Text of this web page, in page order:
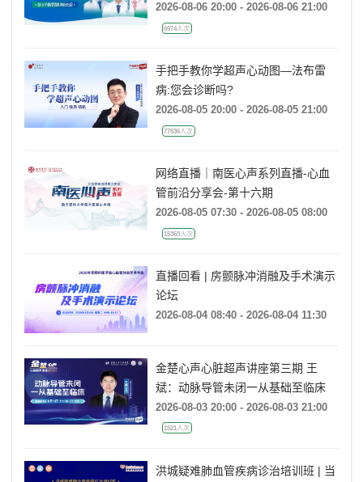
2026-08-06 20:00 - 2026-08-06 21:00
6974人次
手把手教你学超声心动图—法布雷
病:您会诊断吗?
2026-08-05 20:00 - 2026-08-05 21:00
77536人次
网络直播｜南医心声系列直播-心血
管前沿分享会-第十六期
2026-08-05 07:30 - 2026-08-05 08:00
15363人次
直播回看 | 房颤脉冲消融及手术演示
论坛
2026-08-04 08:40 - 2026-08-04 11:30
金楚心声心脏超声讲座第三期 王
斌：动脉导管未闭一从基础至临床
2026-08-03 20:00 - 2026-08-03 21:00
1521人次
洪城疑难肺血管疾病诊治培训班 | 当